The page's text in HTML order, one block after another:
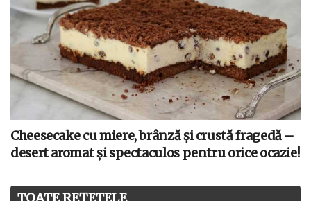
Cheesecake cu miere, brânză și crustă fragedă –
desert aromat și spectaculos pentru orice ocazie!